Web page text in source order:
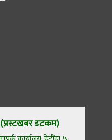
(प्रस्टखबर डटकम)